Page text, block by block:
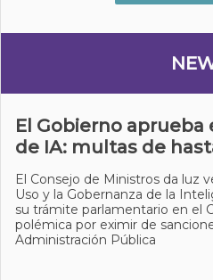
El Gobierno
de IA: multas de
El Consejo de Ministros da luz
Uso y la Gobernanza de la
su trámite parlamentario en el
polémica por eximir de
Administración Pública